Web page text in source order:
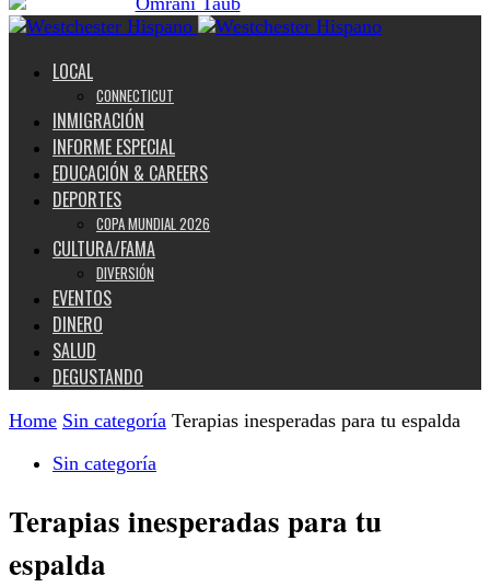
LOCAL
CONNECTICUT
INMIGRACIÓN
INFORME ESPECIAL
EDUCACIÓN & CAREERS
DEPORTES
COPA MUNDIAL 2026
CULTURA/FAMA
DIVERSIÓN
EVENTOS
DINERO
SALUD
DEGUSTANDO
Home Sin categoría Terapias inesperadas para tu espalda
Sin categoría
Terapias inesperadas para tu
espalda